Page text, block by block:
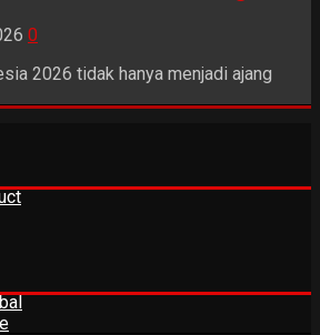
0
2026 tidak hanya menjadi ajang